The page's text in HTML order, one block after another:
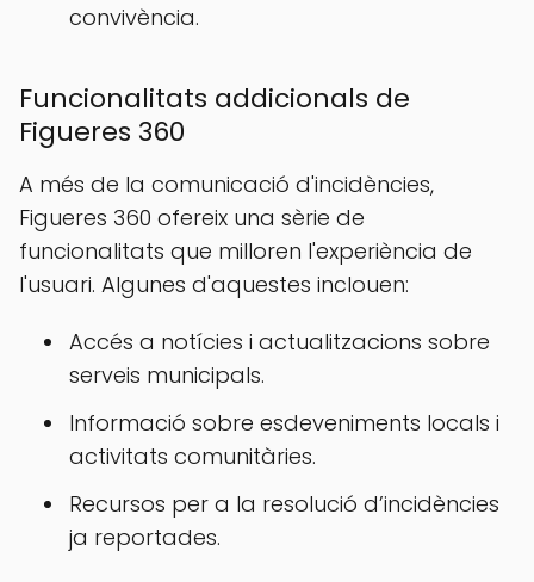
convivència.
Funcionalitats addicionals de
Figueres 360
A més de la comunicació d'incidències,
Figueres 360 ofereix una sèrie de
funcionalitats que milloren l'experiència de
l'usuari. Algunes d'aquestes inclouen:
Accés a notícies i actualitzacions sobre
serveis municipals.
Informació sobre esdeveniments locals i
activitats comunitàries.
Recursos per a la resolució d’incidències
ja reportades.